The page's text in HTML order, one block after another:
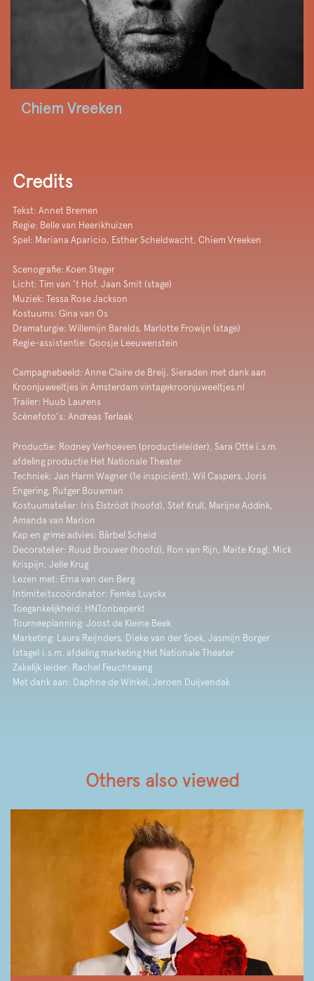
Chiem Vreeken
Credits
Tekst: Annet Bremen
Regie: Belle van Heerikhuizen
Spel: Mariana Aparicio, Esther Scheldwacht, Chiem Vreeken
Scenografie: Koen Steger
Licht: Tim van 't Hof, Jaan Smit (stage)
Muziek: Tessa Rose Jackson
Kostuums: Gina van Os
Dramaturgie: Willemijn Barelds, Marlotte Frowijn (stage)
Regie-assistentie: Goosje Leeuwenstein
Campagnebeeld: Anne Claire de Breij. Sieraden met dank aan
Kroonjuweeltjes in Amsterdam vintagekroonjuweeltjes.nl
Trailer: Huub Laurens
Scènefoto's: Andreas Terlaak
Productie: Rodney Verhoeven (productieleider), Sara Otte i.s.m.
afdeling productie Het Nationale Theater
Techniek: Jan Harm Wagner (1e inspiciënt), Wil Caspers, Joris
Engering, Rutger Bouwman
Kostuumatelier: Iris Elströdt (hoofd), Stef Krull, Marijne Addink,
Amanda van Marion
Kap en grime advies: Bärbel Scheid
Decoratelier: Ruud Brouwer (hoofd), Ron van Rijn, Maite Kragl, Mick
Krispijn, Jelle Krug
Lezen met: Erna van den Berg
Intimiteitscoördinator: Femke Luyckx
Toegankelijkheid: HNTonbeperkt
Tourneeplanning: Joost de Kleine Beek
Marketing: Laura Reijnders, Dieke van der Spek, Jasmijn Borger
(stage) i.s.m. afdeling marketing Het Nationale Theater
Zakelijk leider: Rachel Feuchtwang
Met dank aan: Daphne de Winkel, Jeroen Duijvendak
Others also viewed